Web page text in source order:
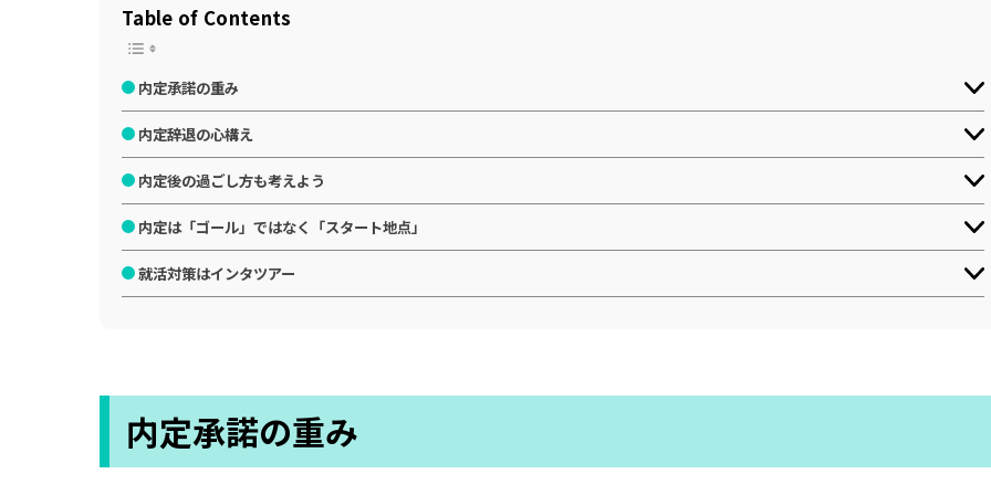
Table of Contents
内定承諾の重み
内定辞退の心構え
内定後の過ごし方も考えよう
内定は「ゴール」ではなく「スタート地点」
就活対策はインタツアー
内定承諾の重み